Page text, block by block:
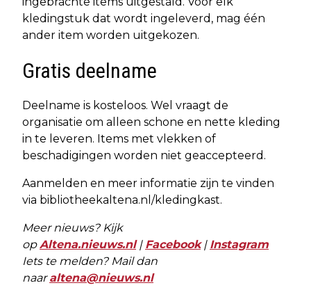
kledingstuk dat wordt ingeleverd, mag één
ander item worden uitgekozen.
Gratis deelname
Deelname is kosteloos. Wel vraagt de
organisatie om alleen schone en nette kleding
in te leveren. Items met vlekken of
beschadigingen worden niet geaccepteerd.
Aanmelden en meer informatie zijn te vinden
via bibliotheekaltena.nl/kledingkast.
Meer nieuws? Kijk
opAltena.nieuws.nl| Facebook| Instagram
Iets te melden? Mail dan
naaraltena@nieuws.nl